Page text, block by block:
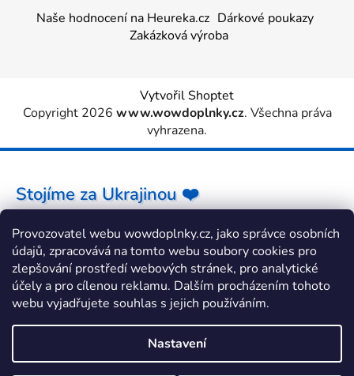
Provozovatel webu wowdoplnky.cz, jako správce osobních
údajů, zpracovává na tomto webu soubory cookies pro
zlepšování prostředí webových stránek, pro analytické
účely a pro cílenou reklamu. Dalším procházením tohoto
webu vyjadřujete souhlas s jejich používáním.
Nastavení
Naše hodnocení na Heureka.cz Dárkové poukazy
Zakázková výroba
Vytvořil Shoptet
Copyright 2026 www.wowdoplnky.cz. Všechna práva
vyhrazena.
Stojíme za Ukrajinou ❤️
Jak a čím pomoci »